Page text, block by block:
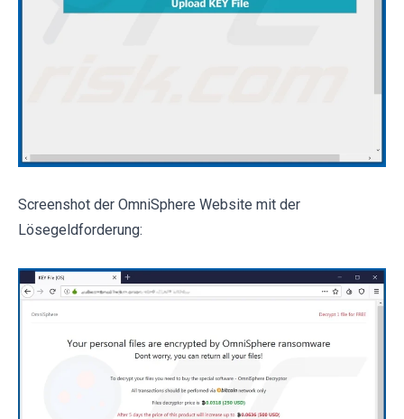
Screenshot der OmniSphere Website mit der
Lösegeldforderung: